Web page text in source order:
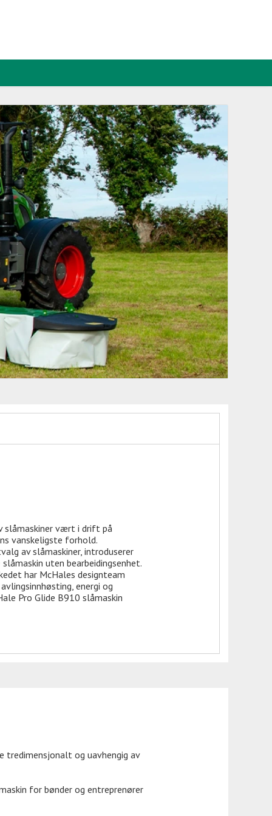
slåmaskiner vært i drift på
vanskeligste forhold.
av slåmaskiner, introduserer
uten bearbeidingsenhet.
har McHales designteam
energi og
Pro Glide B910 slåmaskin
tredimensjonalt og uavhengig av
for bønder og entreprenører